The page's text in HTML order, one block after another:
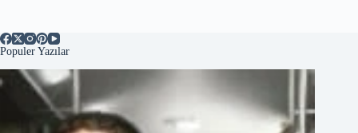
Populer Yazılar